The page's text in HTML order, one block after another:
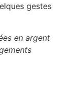
gestes
en argent